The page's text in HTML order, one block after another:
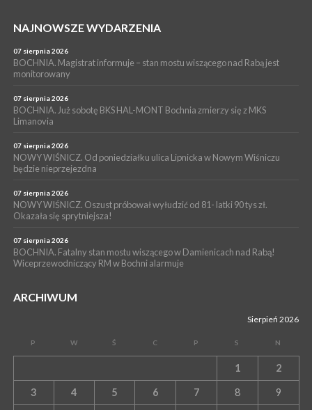
PIELGRZYMKA 2026
Z BOCHNI NA JASNĄ GÓRĘ. Drugi dzień wędrówki [ZDJĘCIA]
WYDARZENIA
NASZ NEWS. Powstał Komitet Ochrony Ładu
Przestrzennego Miasta Bochnia. To odpowiedź na działania
magistratu
NAJNOWSZE WYDARZENIA
07 sierpnia 2026
BOCHNIA. Magistrat informuje – stan mostu wiszącego nad Rabą jest
monitorowany
07 sierpnia 2026
BOCHNIA. Już sobotę BKS HAL-MONT Bochnia zmierzy się z MKS
Limanovia
07 sierpnia 2026
NOWY WIŚNICZ. Od poniedziałku ulica Lipnicka w Nowym Wiśniczu
będzie nieprzejezdna
07 sierpnia 2026
NOWY WIŚNICZ. Oszust próbował wyłudzić od 81- latki 90 tys zł.
Okazała się sprytniejsza!
07 sierpnia 2026
BOCHNIA. Fatalny stan mostu wiszącego w Damienicach nad Rabą!
Wiceprzewodniczący RM w Bochni alarmuje
ARCHIWUM
Sierpień 2026
P W Ś C P S N
1 2
3 4 5 6 7 8 9